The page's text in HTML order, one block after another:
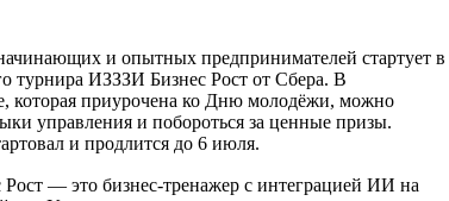
и опытных предпринимателей стартует в
турнира ИЗЗЗИ Бизнес Рост от Сбера. В
которая приурочена ко Дню молодёжи, можно
управления и побороться за ценные призы.
и продлится до 6 июля.
— это бизнес-тренажер с интеграцией ИИ на